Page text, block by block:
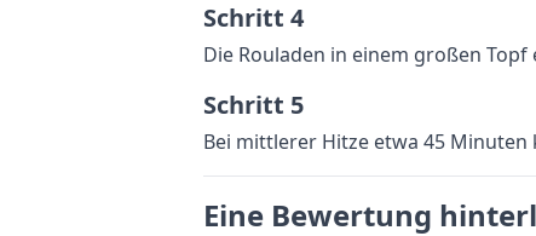
Schritt 4
Die Rouladen in einem großen
Schritt 5
Bei mittlerer Hitze etwa 45 Minuten
Eine Bewertung